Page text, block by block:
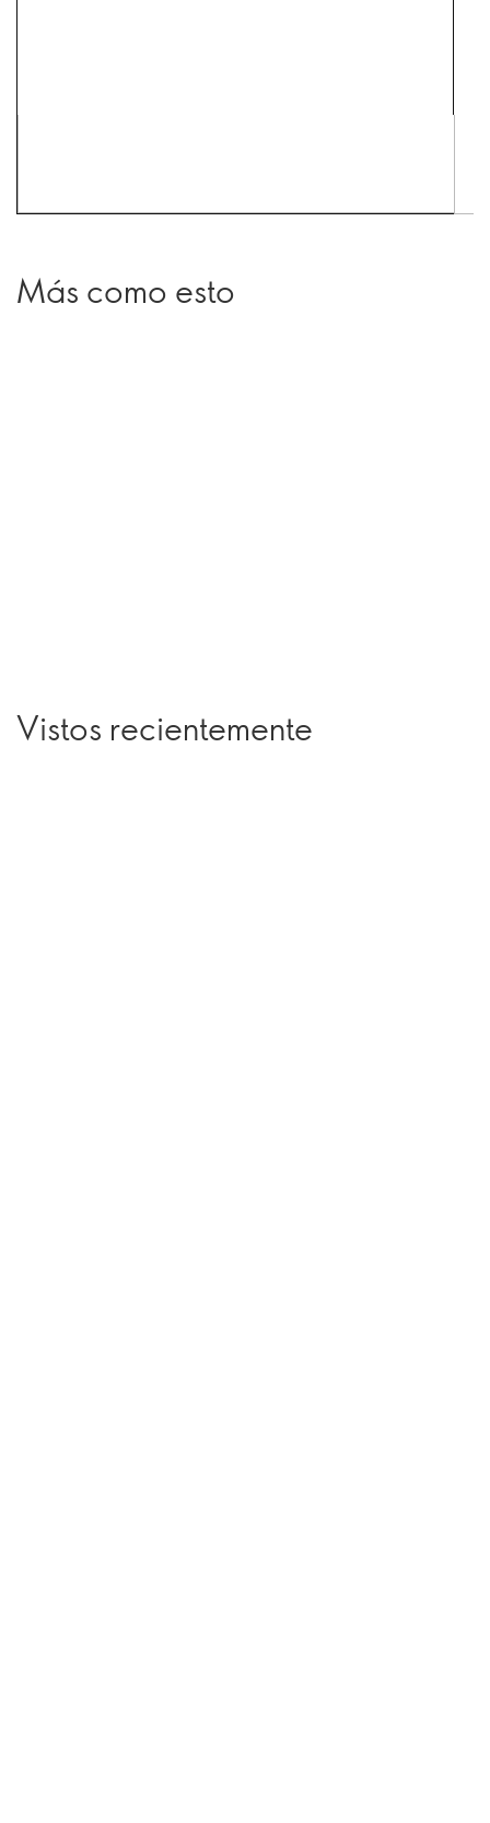
Más como esto
Vistos recientemente